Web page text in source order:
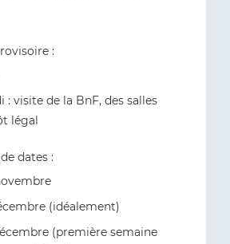
:
: visite de la BnF, des salles
légal
dates :
(idéalement)
(première semaine